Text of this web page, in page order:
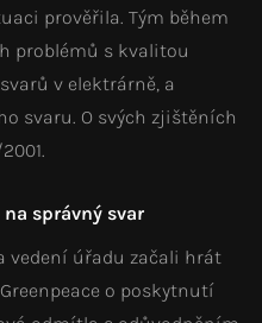
prověřila. Tým během
problémů s kvalitou
v elektrárně, a
svaru. O svých zjištěních
správný svar
vedení úřadu začali hrát
o poskytnutí